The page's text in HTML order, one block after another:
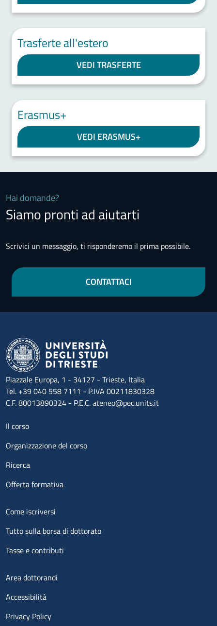
Trasferte all'estero
VEDI TRASFERTE
Erasmus+
VEDI ERASMUS+
Hai domande?
Siamo pronti ad aiutarti
Scrivici un messaggio, ti risponderemo il prima possibile.
CONTATTACI
Piazzale Europa, 1 - 34127 - Trieste, Italia
Tel. +39 040 558 7111 - P.IVA 00211830328
C.F. 80013890324 - P.E.C. ateneo@pec.units.it
Menu footer 1
Il corso
Organizzazione del corso
Ricerca
Offerta formativa
Menu footer 2
Come iscriversi
Tutto sulla borsa di dottorato
Tasse e contributi
Menu footer 3
Area dottorandi
Accessibilità
Privacy Policy